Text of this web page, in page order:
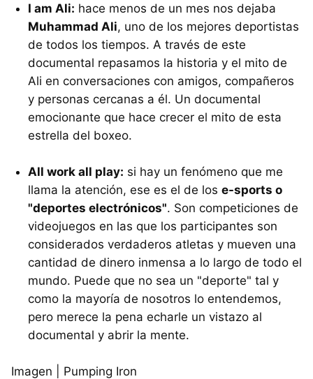
I am Ali: hace menos de un mes nos dejaba
Muhammad Ali, uno de los mejores deportistas
de todos los tiempos. A través de este
documental repasamos la historia y el mito de
Ali en conversaciones con amigos, compañeros
y personas cercanas a él. Un documental
emocionante que hace crecer el mito de esta
estrella del boxeo.
All work all play: si hay un fenómeno que me
llama la atención, ese es el de los e-sports o
"deportes electrónicos". Son competiciones de
videojuegos en las que los participantes son
considerados verdaderos atletas y mueven una
cantidad de dinero inmensa a lo largo de todo el
mundo. Puede que no sea un "deporte" tal y
como la mayoría de nosotros lo entendemos,
pero merece la pena echarle un vistazo al
documental y abrir la mente.
Imagen | Pumping Iron